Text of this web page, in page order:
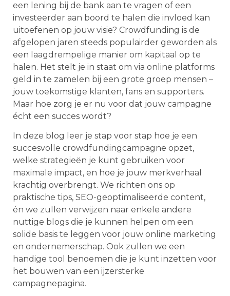
een lening bij de bank aan te vragen of een
investeerder aan boord te halen die invloed kan
uitoefenen op jouw visie? Crowdfunding is de
afgelopen jaren steeds populairder geworden als
een laagdrempelige manier om kapitaal op te
halen. Het stelt je in staat om via online platforms
geld in te zamelen bij een grote groep mensen –
jouw toekomstige klanten, fans en supporters.
Maar hoe zorg je er nu voor dat jouw campagne
écht een succes wordt?
In deze blog leer je stap voor stap hoe je een
succesvolle crowdfundingcampagne opzet,
welke strategieën je kunt gebruiken voor
maximale impact, en hoe je jouw merkverhaal
krachtig overbrengt. We richten ons op
praktische tips, SEO-geoptimaliseerde content,
én we zullen verwijzen naar enkele andere
nuttige blogs die je kunnen helpen om een
solide basis te leggen voor jouw online marketing
en ondernemerschap. Ook zullen we een
handige tool benoemen die je kunt inzetten voor
het bouwen van een ijzersterke
campagnepagina.